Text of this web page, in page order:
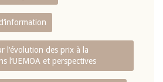
l‘évolution des prix à la
l‘UEMOA et perspectives